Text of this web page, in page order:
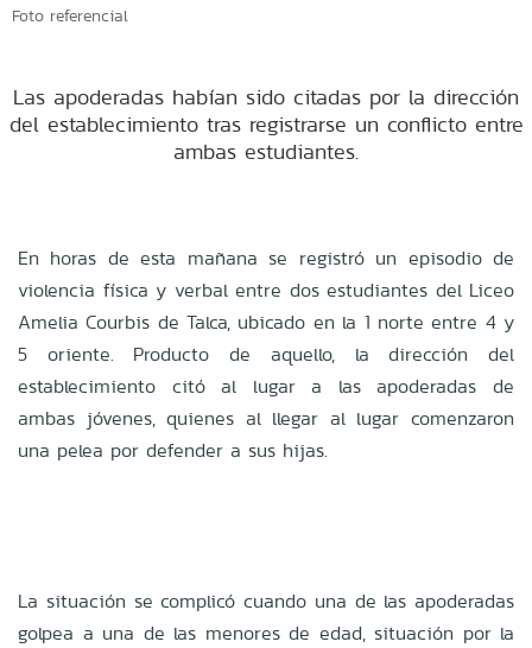
Foto referencial
Las apoderadas habían sido citadas por la dirección
del establecimiento tras registrarse un conflicto entre
ambas estudiantes.
En horas de esta mañana se registró un episodio de
violencia física y verbal entre dos estudiantes del Liceo
Amelia Courbis de Talca, ubicado en la 1 norte entre 4 y
5 oriente. Producto de aquello, la dirección del
establecimiento citó al lugar a las apoderadas de
ambas jóvenes, quienes al llegar al lugar comenzaron
una pelea por defender a sus hijas.
La situación se complicó cuando una de las apoderadas
golpea a una de las menores de edad, situación por la